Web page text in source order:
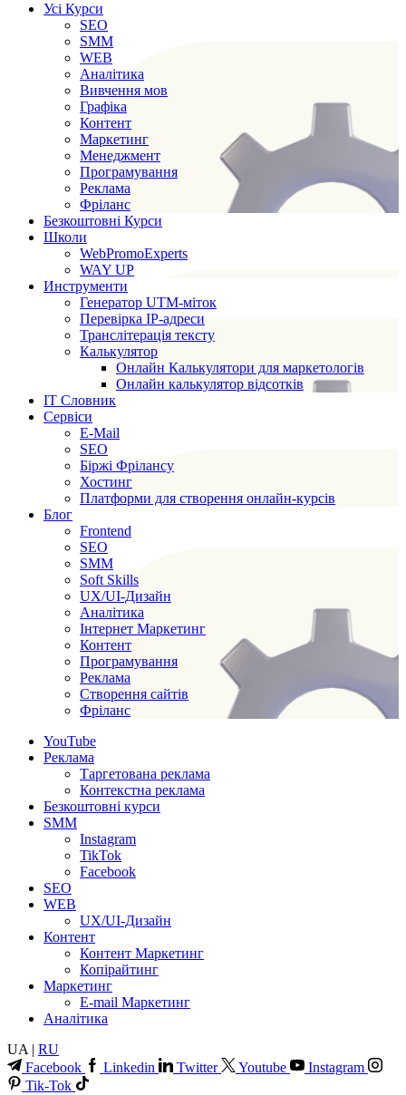
Усі Курси
SEO
SMM
WEB
Аналітика
Вивчення мов
Графіка
Контент
Маркетинг
Менеджмент
Програмування
Реклама
Фріланс
Безкоштовні Курси
Школи
WebPromoExperts
WAY UP
Инструменти
Генератор UTM-міток
Перевірка IP-адреси
Транслітерація тексту
Калькулятор
Онлайн Калькулятори для маркетологів
Онлайн калькулятор відсотків
IT Словник
Сервіси
E-Mail
SEO
Біржі Фрілансу
Хостинг
Платформи для створення онлайн-курсів
Блог
Frontend
SEO
SMM
Soft Skills
UX/UI-Дизайн
Аналітика
Інтернет Маркетинг
Контент
Програмування
Реклама
Створення сайтів
Фріланс
YouTube
Реклама
Таргетована реклама
Контекстна реклама
Безкоштовні курси
SMM
Instagram
TikTok
Facebook
SEO
WEB
UX/UI-Дизайн
Контент
Контент Маркетинг
Копірайтинг
Маркетинг
E-mail Маркетинг
Аналітика
UA | RU
Facebook
Linkedin Twitter Youtube
Instagram
Tik-Tok